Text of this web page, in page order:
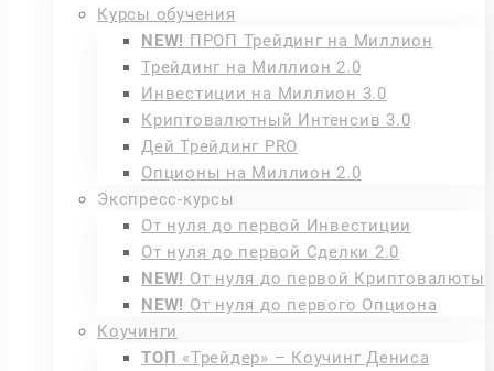
Курсы обучения
NEW! ПРОП Трейдинг на Миллион
Трейдинг на Миллион 2.0
Инвестиции на Миллион 3.0
Криптовалютный Интенсив 3.0
Дей Трейдинг PRO
Опционы на Миллион 2.0
Экспресс-курсы
От нуля до первой Инвестиции
От нуля до первой Сделки 2.0
NEW! От нуля до первой Криптовалюты
NEW! От нуля до первого Опциона
Коучинги
ТОП «Трейдер» – Коучинг Дениса